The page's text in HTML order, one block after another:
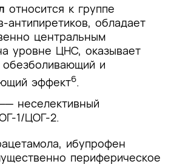
относится к группе
антипиретиков, обладает
центральным
уровне ЦНС, оказывает
и
эффект6.
неселективный
1/ЦОГ-2.
ибупрофен
периферическое